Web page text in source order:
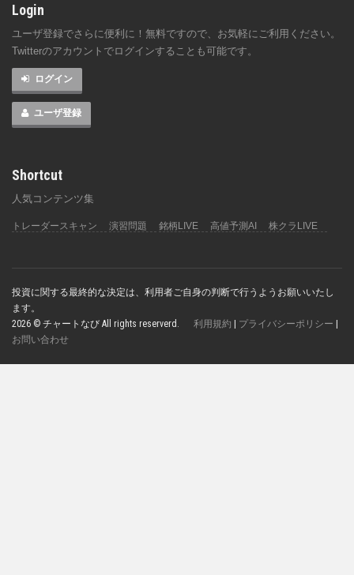
Login
ユーザ登録でさらに便利に！無料ですので、お気軽にご利用ください。
Twitterのアカウントでログインすることも可能です。
ログイン
ユーザ登録
Shortcut
人気コンテンツ集
トレーダースキャン 演習問題 銘柄LIVE 高値予測AI 株クラLIVE
投資に関する最終的な決定は、利用者ご自身の判断で行うようお願いいたし
ます。
2026 © チャートなび All rights reserverd. 利用規約 | プライバシーポリシー |
お問い合わせ